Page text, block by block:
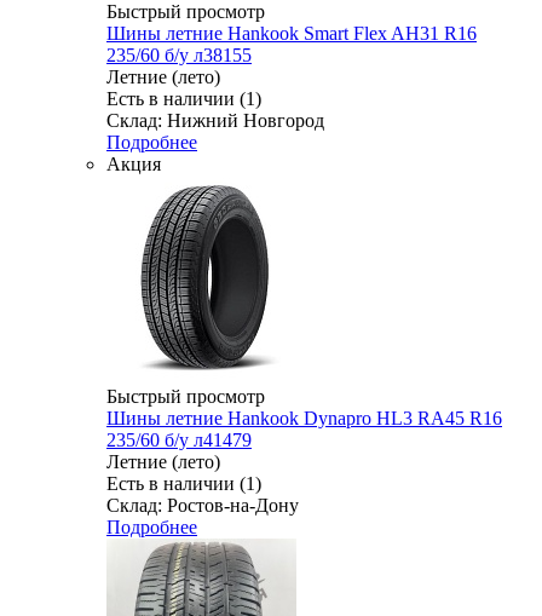
Быстрый просмотр
Шины летние Hankook Smart Flex AH31 R16
235/60 б/у л38155
Летние (лето)
Есть в наличии (1)
Склад: Нижний Новгород
Подробнее
Акция
Быстрый просмотр
Шины летние Hankook Dynapro HL3 RA45 R16
235/60 б/у л41479
Летние (лето)
Есть в наличии (1)
Склад: Ростов-на-Дону
Подробнее